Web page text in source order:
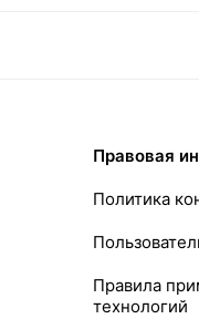
Правовая
Политика
Правила
технологий